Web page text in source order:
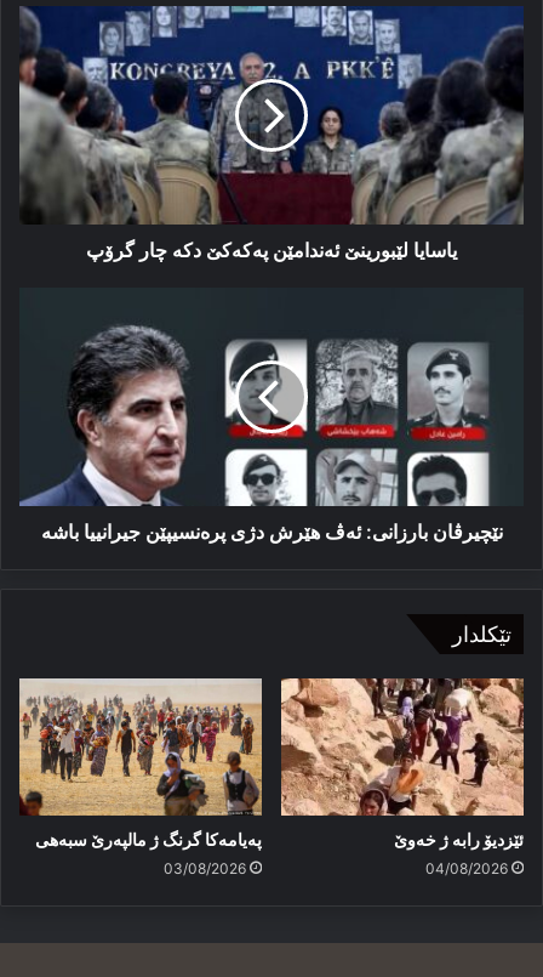
یاسایا
لێبورینێ
ئەندامێن
پەكەكێ
دكە
چار
گرۆپ
یاسایا لێبورینێ ئەندامێن پەكەكێ دكە چار گرۆپ
ئەڤ
هێرش
دژی
پرەنسیپێن
جیرانییا
نێچیرڤان بارزانی: ئەڤ هێرش دژی پرەنسیپێن جیرانییا باشە
تێکلدار
ئێزدیۆ رابە ژ خەوێ
04/08/2026
پەیامەكا گرنگ ژ مالپەرێ سبەهی
03/08/2026